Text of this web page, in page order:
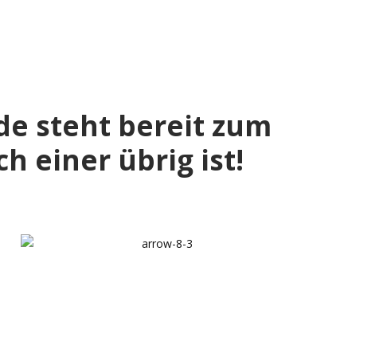
steht bereit zum
einer übrig ist!